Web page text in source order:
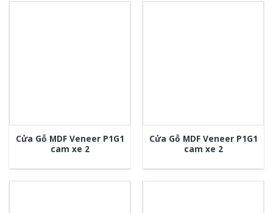
Cửa Gỗ MDF Veneer P1G1
cam xe 2
Cửa Gỗ MDF Veneer P1G1
cam xe 2